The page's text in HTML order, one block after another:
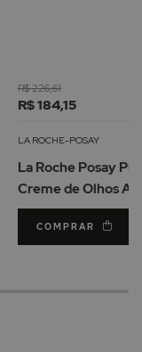
Adicionar
Lista
Desejos
R$ 184,15
R$ 226,61
LA ROCHE-POSAY
La Roche Posay
Creme de Olhos
COMPRAR